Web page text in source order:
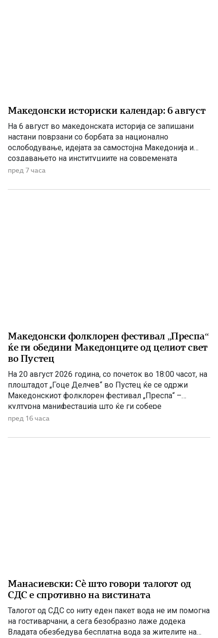
Македонски историски календар: 6 август
На 6 август во македонската историја се запишани
настани поврзани со борбата за национално
ослободување, идејата за самостојна Македонија и
создавањето на институциите на современата
македонска држава. 1875 – Роден е Григорие Хаџи
Григорие Хаџи Ташковиќ – македонски револуционер,
пред 7 часа
Македонски фолклорен фестивал „Преспа“
ќе ги обедини Македонците од целиот свет
во Пустец
На 20 август 2026 година, со почеток во 18:00 часот, на
плоштадот „Гоце Делчев“ во Пустец ќе се одржи
Македонскиот фолклорен фестивал „Преспа“ –
културна манифестација што ќе ги собере
Македонците од Македонија, Албанија и дијаспората во
Фестивалот ќе биде можност за промоција на богатото
пред 16 часа
Манасиевски: Сè што говори талогот од
СДС е спротивно на вистината
Талогот од СДС со ниту еден пакет вода не им помогна
на гостиварчани, а сега безобразно лаже додека
Владата обезбедува бесплатна вода за жителите на